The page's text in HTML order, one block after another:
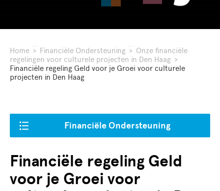
Home > Financiële Ondersteuning > Onze financiële
regelingen voor culturele projecten in Den Haag >
Financiële regeling Geld voor je Groei voor culturele
projecten in Den Haag
Financiële Ondersteuning
Financiële regeling Geld
voor je Groei voor